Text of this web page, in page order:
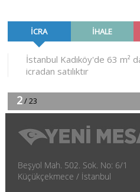
Beşyol Mah. 502. Sok. No: 6/1
Küçükçekmece / İstanbul